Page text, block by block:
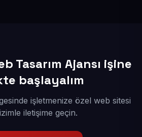
Tasarım Ajansı işine
başlayalım
işletmenize özel web sitesi
iletişime geçin.